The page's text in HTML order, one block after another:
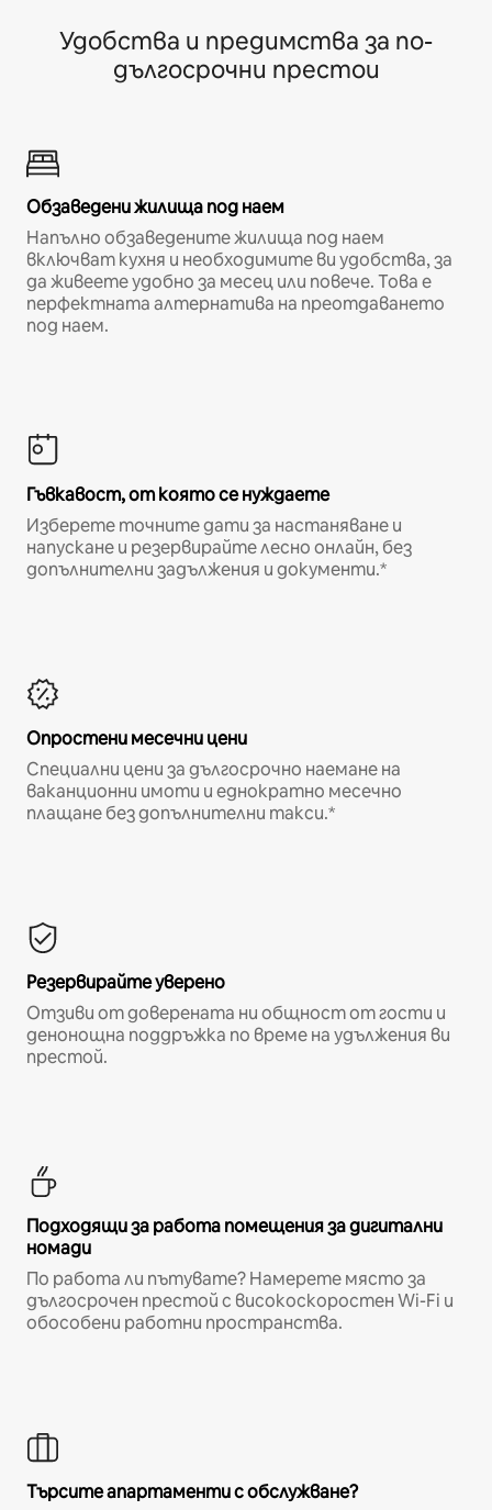
Удобства и предимства за по-
дългосрочни престои
Обзаведени жилища под наем
Напълно обзаведените жилища под наем
включват кухня и необходимите ви удобства, за
да живеете удобно за месец или повече. Това е
перфектната алтернатива на преотдаването
под наем.
Гъвкавост, от която се нуждаете
Изберете точните дати за настаняване и
напускане и резервирайте лесно онлайн, без
допълнителни задължения и документи.*
Опростени месечни цени
Специални цени за дългосрочно наемане на
ваканционни имоти и еднократно месечно
плащане без допълнителни такси.*
Резервирайте уверено
Отзиви от доверената ни общност от гости и
денонощна поддръжка по време на удължения ви
престой.
Подходящи за работа помещения за дигитални
номади
По работа ли пътувате? Намерете място за
дългосрочен престой с високоскоростен Wi-Fi и
обособени работни пространства.
Търсите апартаменти с обслужване?